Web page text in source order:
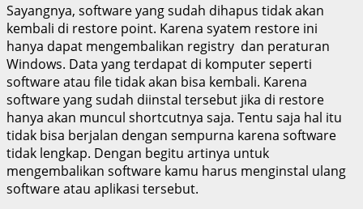
Sayangnya, software yang sudah dihapus tidak akan
kembali di restore point. Karena syatem restore ini
hanya dapat mengembalikan registry dan peraturan
Windows. Data yang terdapat di komputer seperti
software atau file tidak akan bisa kembali. Karena
software yang sudah diinstal tersebut jika di restore
hanya akan muncul shortcutnya saja. Tentu saja hal itu
tidak bisa berjalan dengan sempurna karena software
tidak lengkap. Dengan begitu artinya untuk
mengembalikan software kamu harus menginstal ulang
software atau aplikasi tersebut.